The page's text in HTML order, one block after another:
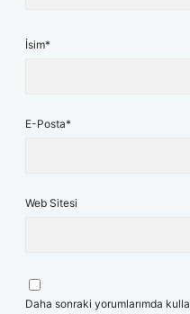
İsim*
E-Posta*
Web Sitesi
Daha sonraki yorumlarımda